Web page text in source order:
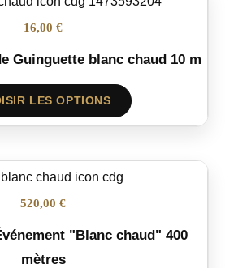
16,00 €
Guinguette blanc chaud 10 m
LES OPTIONS
520,00 €
"Blanc chaud" 400
mètres